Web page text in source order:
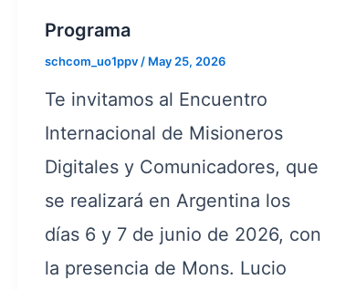
Programa
schcom_uo1ppv / May 25, 2026
Te invitamos al Encuentro
Internacional de Misioneros
Digitales y Comunicadores, que
se realizará en Argentina los
días 6 y 7 de junio de 2026, con
la presencia de Mons. Lucio